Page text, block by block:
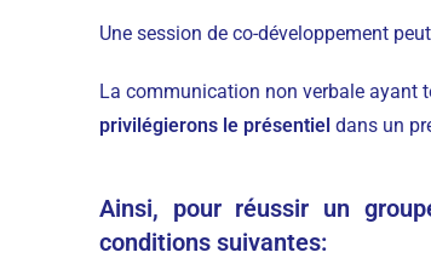
Une session de co-développement
La communication non verbale ayant
privilégierons le présentiel dans un
Ainsi, pour réussir un
conditions suivantes: